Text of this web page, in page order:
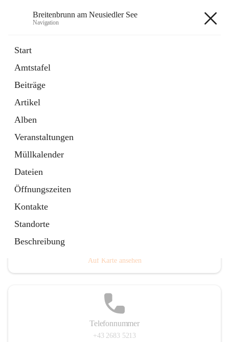
Breitenbrunn am Neusiedler See
Navigation
Start
Amtstafel
Beiträge
Artikel
Alben
Veranstaltungen
Müllkalender
Dateien
Öffnungszeiten
Kontakte
Standorte
Beschreibung
18 Schnellzugriffe
Gemeindeservice
Auf Karte ansehen
Telefonnummer
+43 2683 5213